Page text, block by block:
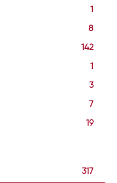
1
8
142
1
3
7
19
317